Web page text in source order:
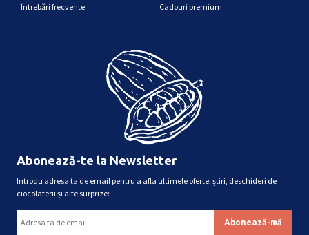
Întrebări frecvente
Cadouri premium
Abonează-te la Newsletter
Introdu adresa ta de email pentru a afla ultimele oferte, știri, deschideri de
ciocolaterii și alte surprize: